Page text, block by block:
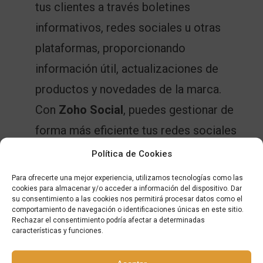
Política de Cookies
Para ofrecerte una mejor experiencia, utilizamos tecnologías como las
cookies para almacenar y/o acceder a información del dispositivo. Dar
su consentimiento a las cookies nos permitirá procesar datos como el
comportamiento de navegación o identificaciones únicas en este sitio.
Rechazar el consentimiento podría afectar a determinadas
características y funciones.
tus clientes a través boletines
informativos, redes sociales u otras
plataformas, proporcionando
información útil, actualizaciones de
productos y novedades de la marca.
Con Zoho Social, puedes gestionar de
forma más eficiente tus redes sociales
y automatizar los procesos más
repetitivos para trabajar los contenidos
de forma más eficaz.
Mantén la información de tus clientes
actualizada:Para poder llevar a cabo
todos los pasos anteriores, es